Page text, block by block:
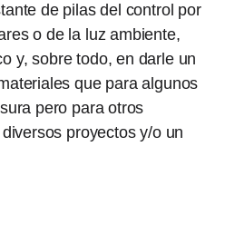
de pilas del control por
o de la luz ambiente,
y, sobre todo, en darle un
que para algunos
pero para otros
proyectos y/o un